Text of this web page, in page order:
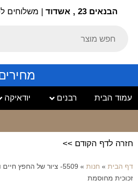
הבנאים 23 , אשדוד | משלוחים
עמוד הבית רבנים יודאיקה
חזרה לדף הקודם >>
דף הבית » חנות »
5509- ציור של החפץ
זכוכית מחוסמת